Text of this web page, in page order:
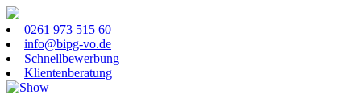
0261 973 515 60
info@bipg-vo.de
Schnellbewerbung
Klientenberatung